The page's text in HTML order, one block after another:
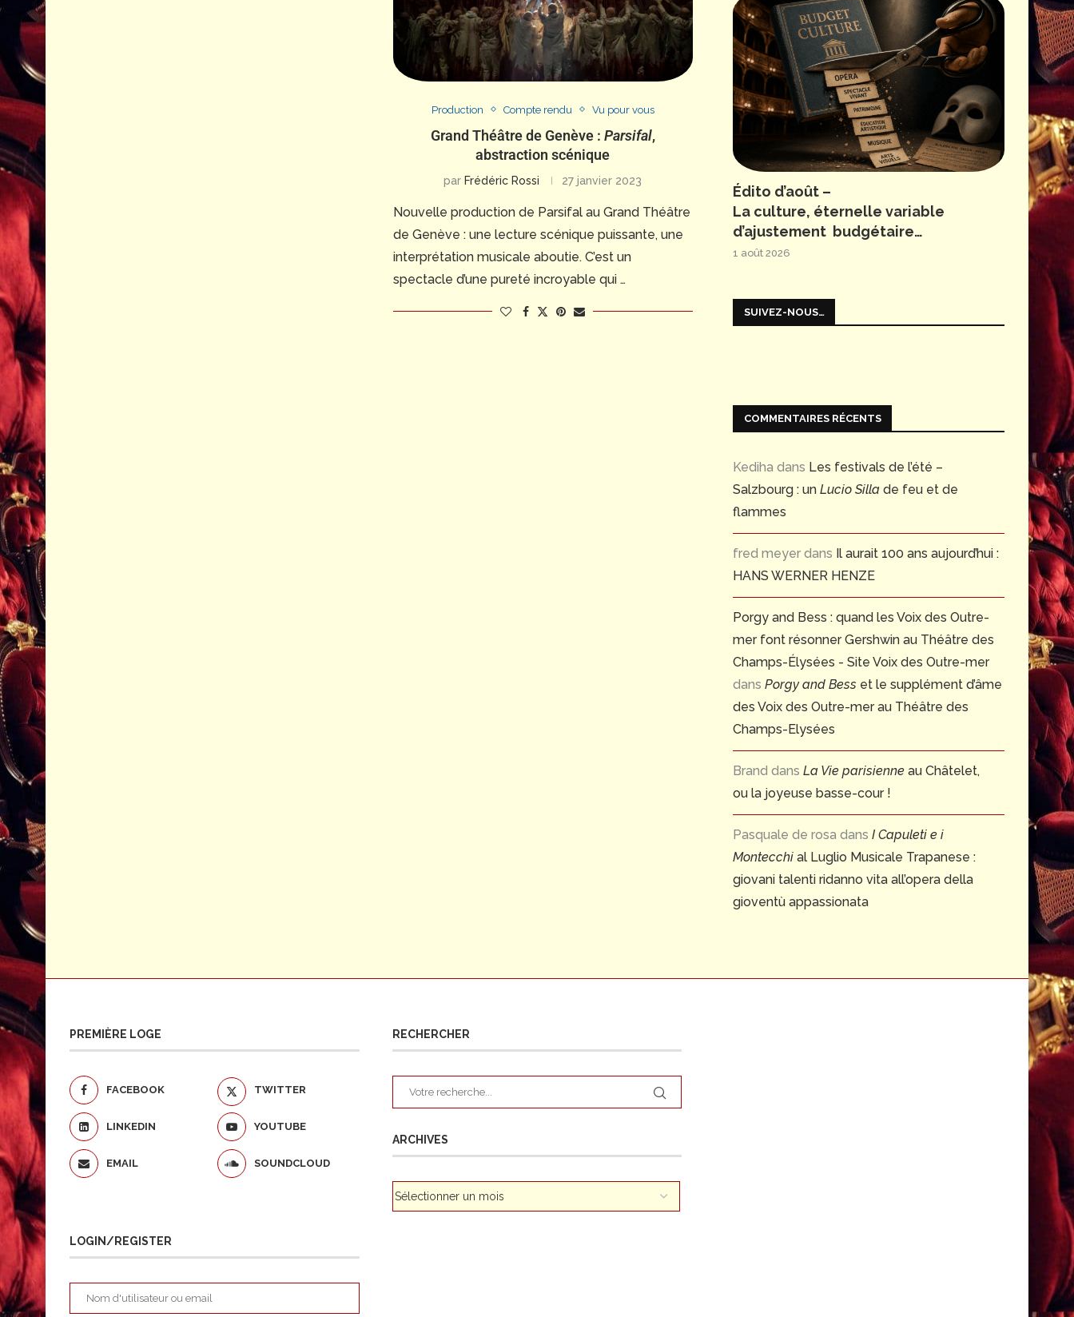
Production Compte rendu Vu pour vous
Grand Théâtre de Genève : Parsifal,
abstraction scénique
par Frédéric Rossi 27 janvier 2023
Nouvelle production de Parsifal au Grand Théâtre
de Genève : une lecture scénique puissante, une
interprétation musicale aboutie. C’est un
spectacle d’une pureté incroyable qui …
Édito d’août –
La culture, éternelle variable
d’ajustement budgétaire…
1 août 2026
SUIVEZ-NOUS…
COMMENTAIRES RÉCENTS
Kediha dans Les festivals de l’été –
Salzbourg : un Lucio Silla de feu et de
flammes
fred meyer dans Il aurait 100 ans aujourd’hui :
HANS WERNER HENZE
Porgy and Bess : quand les Voix des Outre-
mer font résonner Gershwin au Théâtre des
Champs-Élysées - Site Voix des Outre-mer
dans Porgy and Bess et le supplément d’âme
des Voix des Outre-mer au Théâtre des
Champs-Elysées
Brand dans La Vie parisienne au Châtelet,
ou la joyeuse basse-cour !
Pasquale de rosa dans I Capuleti e i
Montecchi al Luglio Musicale Trapanese :
giovani talenti ridanno vita all’opera della
gioventù appassionata
PREMIÈRE LOGE
FACEBOOK TWITTER
LINKEDIN YOUTUBE
EMAIL SOUNDCLOUD
LOGIN/REGISTER
RECHERCHER
ARCHIVES